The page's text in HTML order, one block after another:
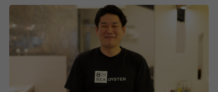
牡蠣好きのグルメなお客さんからは“とても美味しか
ったよ”と帰り際に言ってくれたり。
“スタッフ誰もが心の底から自信あるメニューを堂々
とオススメできる”のは当社にしかない大きな武器。
業界No1、唯一無二の商品力をもとに“カッキテキ”な
お食事体験をお客さんに提供しませんか？